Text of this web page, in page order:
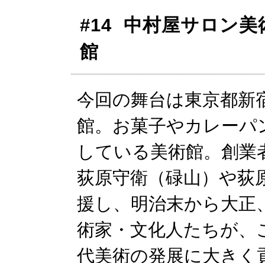
#14 中村屋サロン美
館
今回の舞台は東京都新
館。お菓子やカレーパ
している美術館。創
荻原守衛（碌山）や荻
援し、明治末から大正
術家・文化人たちが、
代美術の発展に大き